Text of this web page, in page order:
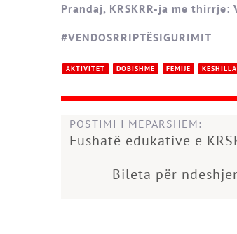
Prandaj, KRSKRR-ja me thirrje:
#VENDOSRRIPTËSIGURIMIT
AKTIVITET DOBISHME FËMIJË KËSHILLA
POSTIMI I MËPARSHEM:
Fushatë edukative e
Bileta për